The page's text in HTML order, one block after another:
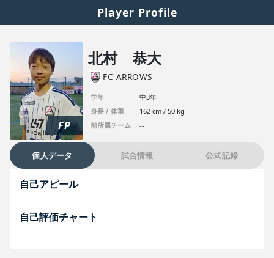
Player Profile
FP
北村 恭大
FC ARROWS
学年
中3年
身長 / 体重
162 cm / 50 kg
前所属チーム
--
個人データ 試合情報 公式記録
自己アピール
--
自己評価チャート
--